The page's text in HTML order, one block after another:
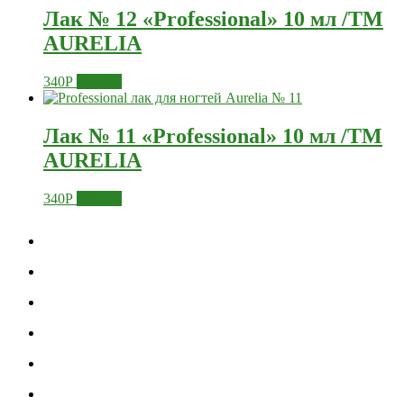
Лак № 12 «Professional» 10 мл /ТМ
AURELIA
340Р
Лак № 11 «Professional» 10 мл /ТМ
AURELIA
340Р